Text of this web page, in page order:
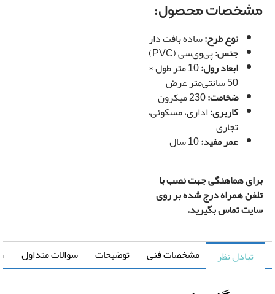
محصول:
نوع طرح:ساده بافت دار
جنس:پی‌وی‌سی (PVC)
ابعاد رول: 10 متر طول ×
ضخامت:230 میکرون
کاربری:اداری، مسکونی،
تجاری
عمر مفید:10 سال
هماهنگی جهت نصب با
همراه درج شده بر روی
تماس بگیرید.
تبادل نظر مشخصات فنی توضیحات سوالات متداول